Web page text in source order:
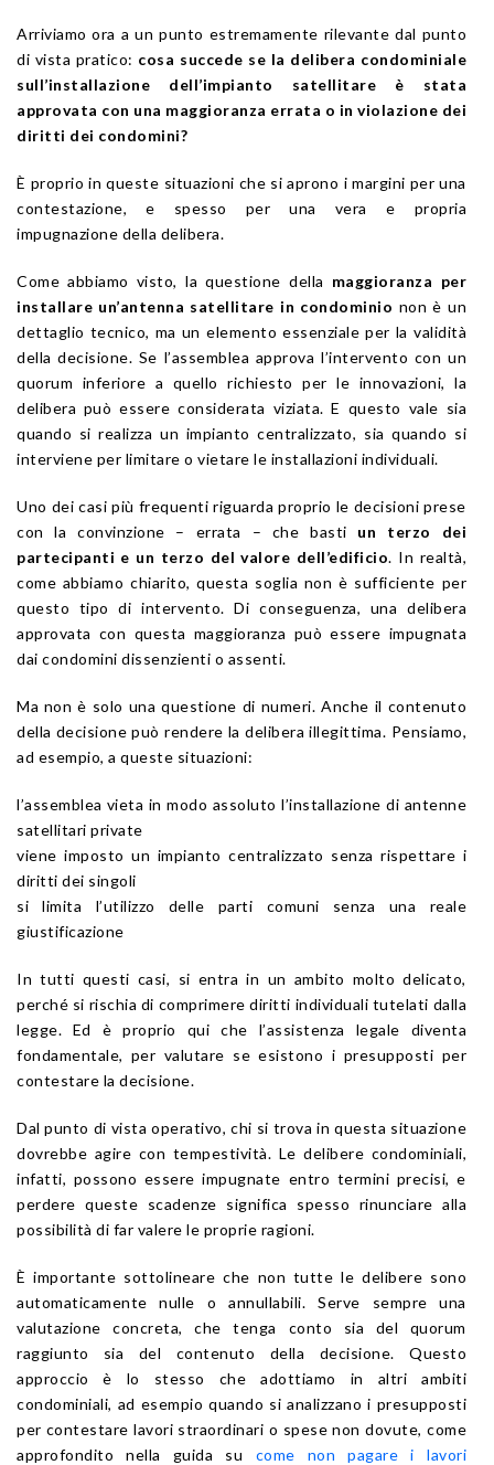
Arriviamo ora a un punto estremamente rilevante dal punto
di vista pratico: cosa succede se la delibera condominiale
sull’installazione dell’impianto satellitare è stata
approvata con una maggioranza errata o in violazione dei
diritti dei condomini?
È proprio in queste situazioni che si aprono i margini per una
contestazione, e spesso per una vera e propria
impugnazione della delibera.
Come abbiamo visto, la questione della maggioranza per
installare un’antenna satellitare in condominio non è un
dettaglio tecnico, ma un elemento essenziale per la validità
della decisione. Se l’assemblea approva l’intervento con un
quorum inferiore a quello richiesto per le innovazioni, la
delibera può essere considerata viziata. E questo vale sia
quando si realizza un impianto centralizzato, sia quando si
interviene per limitare o vietare le installazioni individuali.
Uno dei casi più frequenti riguarda proprio le decisioni prese
con la convinzione – errata – che basti un terzo dei
partecipanti e un terzo del valore dell’edificio. In realtà,
come abbiamo chiarito, questa soglia non è sufficiente per
questo tipo di intervento. Di conseguenza, una delibera
approvata con questa maggioranza può essere impugnata
dai condomini dissenzienti o assenti.
Ma non è solo una questione di numeri. Anche il contenuto
della decisione può rendere la delibera illegittima. Pensiamo,
ad esempio, a queste situazioni:
l’assemblea vieta in modo assoluto l’installazione di antenne
satellitari private
viene imposto un impianto centralizzato senza rispettare i
diritti dei singoli
si limita l’utilizzo delle parti comuni senza una reale
giustificazione
In tutti questi casi, si entra in un ambito molto delicato,
perché si rischia di comprimere diritti individuali tutelati dalla
legge. Ed è proprio qui che l’assistenza legale diventa
fondamentale, per valutare se esistono i presupposti per
contestare la decisione.
Dal punto di vista operativo, chi si trova in questa situazione
dovrebbe agire con tempestività. Le delibere condominiali,
infatti, possono essere impugnate entro termini precisi, e
perdere queste scadenze significa spesso rinunciare alla
possibilità di far valere le proprie ragioni.
È importante sottolineare che non tutte le delibere sono
automaticamente nulle o annullabili. Serve sempre una
valutazione concreta, che tenga conto sia del quorum
raggiunto sia del contenuto della decisione. Questo
approccio è lo stesso che adottiamo in altri ambiti
condominiali, ad esempio quando si analizzano i presupposti
per contestare lavori straordinari o spese non dovute, come
approfondito nella guida su come non pagare i lavori